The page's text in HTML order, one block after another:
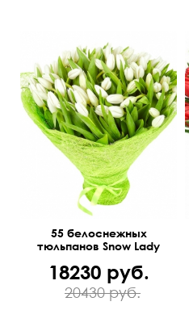
55 белоснежных
тюльпанов Snow Lady
18230 руб.
20430 руб.